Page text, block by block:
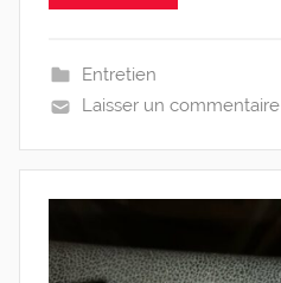
Entretien
Laisser un commentaire